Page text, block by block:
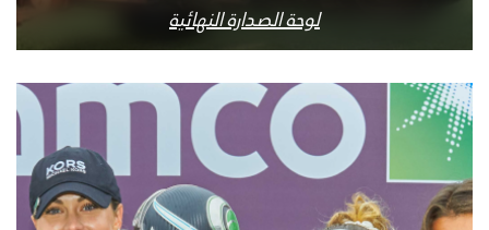
لوحة الصدارة النهائية